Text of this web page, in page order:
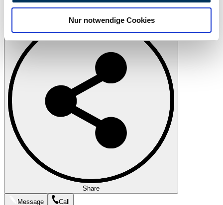
analysieren. Außerdem geben wir Informationen zu Ihrer
Verwendung unserer Website an unsere Partner für
soziale Medien, Werbung und Analysen weiter. Unsere
Partner führen diese Informationen möglicherweise mit
weiteren Daten zusammen, die Sie ihnen bereitgestellt
haben oder die sie im Rahmen Ihrer Nutzung der Dienste
gesammelt haben.
Datenschutzerklärung
Nur notwendige Cookies
Print
Share
Message
Call